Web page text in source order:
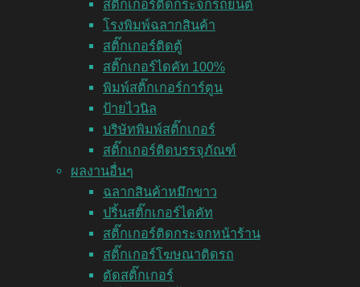
สติ๊กเกอร์ติดกระจกรถยนต์
โรงพิมพ์ฉลากสินค้า
สติ๊กเกอร์ติดตู้
สติ๊กเกอร์ไดคัท 100%
พิมพ์สติ๊กเกอร์การ์ตูน
ป้ายไวนิล
บริษัทพิมพ์สติ๊กเกอร์
สติ๊กเกอร์ติดบรรจุภัณฑ์
ผลงานอื่นๆ
ฉลากสินค้าหมึกขาว
ปริ้นสติ๊กเกอร์ไดคัท
สติ๊กเกอร์ติดกระจกหน้าร้าน
สติ๊กเกอร์โฆษณาติดรถ
ตัดสติ๊กเกอร์